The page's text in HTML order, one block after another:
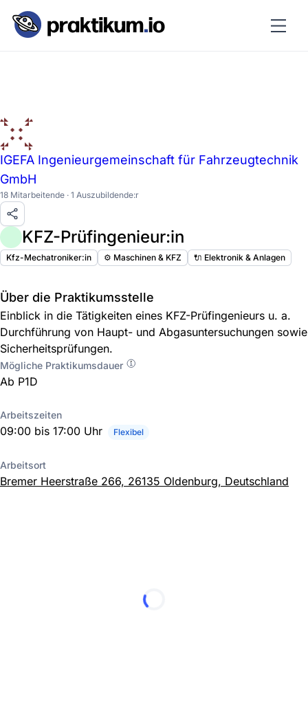
IGEFA Ingenieurgemeinschaft für Fahrzeugtechnik
GmbH
18 Mitarbeitende · 1 Auszubildende:r
KFZ-Prüfingenieur:in
Kfz-Mechatroniker:in ⚙️ Maschinen & KFZ 🔌 Elektronik & Anlagen
Über die Praktikumsstelle
Einblick in die Tätigkeiten eines KFZ-Prüfingenieurs u. a.
Durchführung von Haupt- und Abgasuntersuchungen sowie
Sicherheitsprüfungen.
Mögliche Praktikumsdauer
Ab P1D
Arbeitszeiten
09:00 bis 17:00 Uhr Flexibel
Arbeitsort
Bremer Heerstraße 266, 26135 Oldenburg, Deutschland